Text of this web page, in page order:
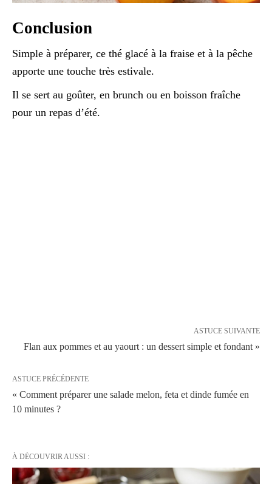
Conclusion
Simple à préparer, ce thé glacé à la fraise et à la pêche
apporte une touche très estivale.
Il se sert au goûter, en brunch ou en boisson fraîche
pour un repas d’été.
ASTUCE SUIVANTE
Flan aux pommes et au yaourt : un dessert simple et fondant »
ASTUCE PRÉCÉDENTE
« Comment préparer une salade melon, feta et dinde fumée en
10 minutes ?
À DÉCOUVRIR AUSSI :